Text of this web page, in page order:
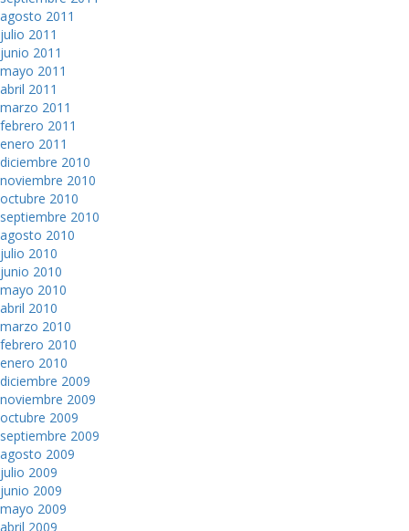
agosto 2011
julio 2011
junio 2011
mayo 2011
abril 2011
marzo 2011
febrero 2011
enero 2011
diciembre 2010
noviembre 2010
octubre 2010
septiembre 2010
agosto 2010
julio 2010
junio 2010
mayo 2010
abril 2010
marzo 2010
febrero 2010
enero 2010
diciembre 2009
noviembre 2009
octubre 2009
septiembre 2009
agosto 2009
julio 2009
junio 2009
mayo 2009
abril 2009